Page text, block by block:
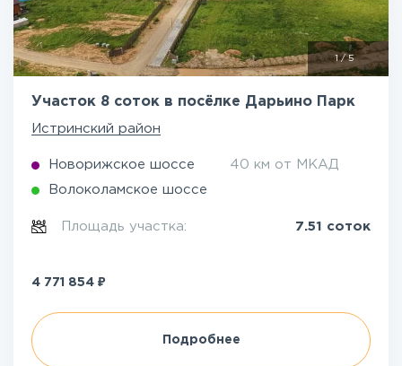
1/5
Участок 8 соток в посёлке Дарьино Парк
Истринский район
Новорижское шоссе 40 км от МКАД
Волоколамское шоссе
Площадь участка: 7.51 соток
4 771 854 ₽
Подробнее